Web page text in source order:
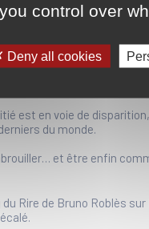
du monde actuel.
Netflix sont devenus la
des œufs mollets peut
est en voie de
du monde.
et être enfin
Rire de Bruno Roblès
control over
Deny all cookies